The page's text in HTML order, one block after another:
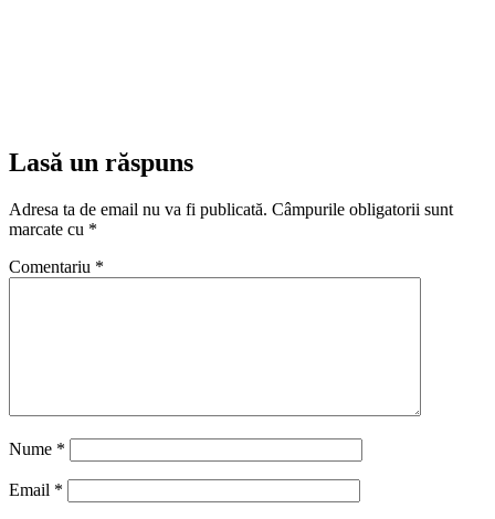
Lasă un răspuns
Adresa ta de email nu va fi publicată. Câmpurile obligatorii sunt
marcate cu *
Comentariu *
Nume *
Email *